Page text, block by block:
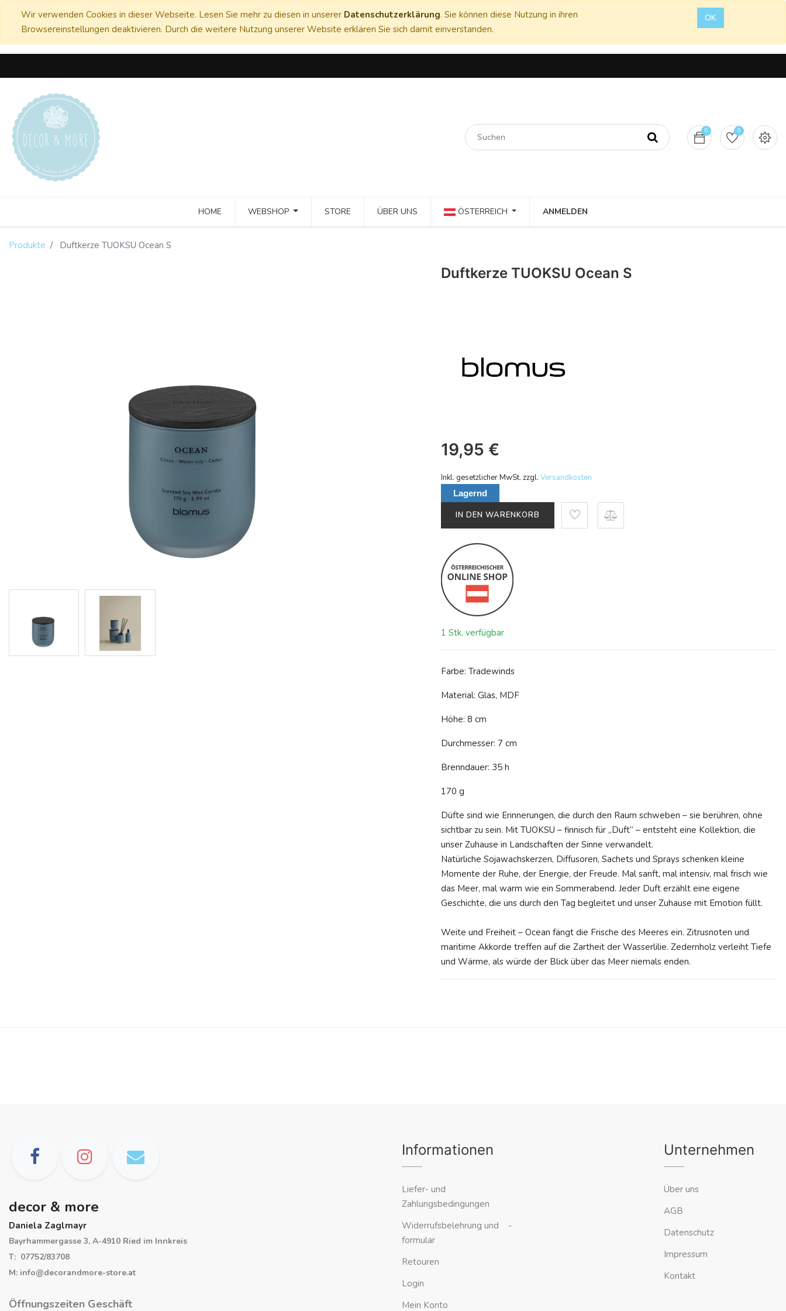
Wir verwenden Cookies in dieser Webseite. Lesen Sie mehr zu diesen in unserer Datenschutzerklärung. Sie können diese Nutzung in ihren
Browsereinstellungen deaktivieren. Durch die weitere Nutzung unserer Website erklären Sie sich damit einverstanden.
OK
0 0
HOME WEBSHOP STORE ÜBER UNS ÖSTERREICH ANMELDEN
Produkte Duftkerze TUOKSU Ocean S
Duftkerze TUOKSU Ocean S
19,95 €
Inkl. gesetzlicher MwSt. zzgl.Versandkosten
Lagernd
IN DEN WARENKORB
1 Stk. verfügbar
Farbe:Tradewinds
Material: Glas, MDF
Höhe: 8 cm
Durchmesser: 7 cm
Brenndauer: 35 h
170 g
Düfte sind wie Erinnerungen, die durch den Raum schweben – sie berühren, ohne
sichtbar zu sein. Mit TUOKSU – finnisch für „Duft“ – entsteht eine Kollektion, die
unser Zuhause in Landschaften der Sinne verwandelt.
Natürliche Sojawachskerzen, Diffusoren, Sachets und Sprays schenken kleine
Momente der Ruhe, der Energie, der Freude. Mal sanft, mal intensiv, mal frisch wie
das Meer, mal warm wie ein Sommerabend. Jeder Duft erzählt eine eigene
Geschichte, die uns durch den Tag begleitet und unser Zuhause mit Emotion füllt.
Weite und Freiheit – Ocean fängt die Frische des Meeres ein. Zitrusnoten und
maritime Akkorde treffen auf die Zartheit der Wasserlilie. Zedernholz verleiht Tiefe
und Wärme, als würde der Blick über das Meer niemals enden.
decor & more
Daniela Zaglmayr
Bayrhammergasse 3, A-4910 Ried im Innkreis
T: 07752/83708
M: info@decorandmore-store.at
Öffnungszeiten Geschäft
Informationen
Liefer- und
Zahlungsbedingungen
Widerrufsbelehrung und -
formular
Retouren
Login
Mein Konto
Unternehmen
Über uns
AGB
Datenschutz
Impressum
Kontakt